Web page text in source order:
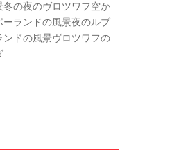
の夜のヴロツワフ空か
ランドの風景夜のルブ
ドの風景ヴロツワフの